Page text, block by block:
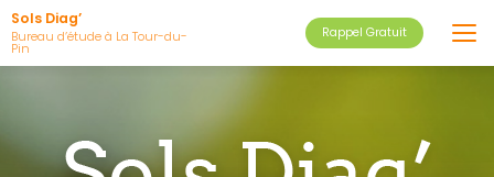
Aller
au
contenu
Sols Diag’
Bureau d’étude à La Tour-du-
Pin
Rappel Gratuit